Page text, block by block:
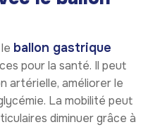
ballon gastrique
pour la santé. Il peut
artérielle, améliorer le
La mobilité peut
diminuer grâce à